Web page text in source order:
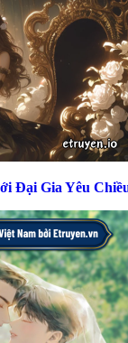
Đại Gia Yêu